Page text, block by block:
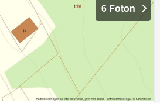
6 Foton